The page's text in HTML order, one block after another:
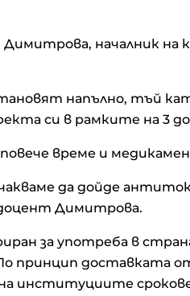
Димитрова, началник на
напълно, тъй
си в рамките на 3 до
време и
да дойде
доцент Димитрова.
за употреба в
принцип доставката
институциите